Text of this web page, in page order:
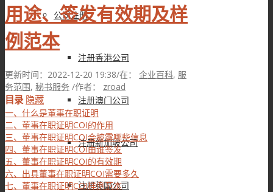
公司注册
注册香港公司
注册澳门公司
注册新加坡公司
注册英国公司
用途、签发有效期及样
例范本
更新时间：2022-12-20 19:38/在： 企业百科, 服
务范围, 秘书服务 /作者： zroad
目录 隐藏
一、什么是董事在职证明
二、董事在职证明COI的作用
三、董事在职证明COI会披露哪些信息
四、董事在职证明COI由谁签发
五、董事在职证明COI的有效期
六、出具董事在职证明COI需要多久
七、董事在职证明COI样例范本